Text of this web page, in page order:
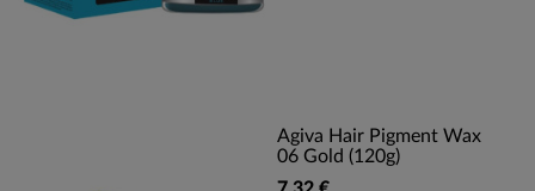
Agiva Hair Pigment Wax
06 Gold (120g)